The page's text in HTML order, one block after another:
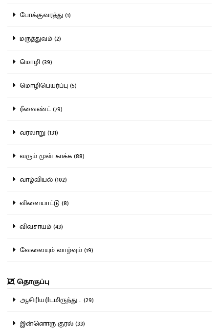
போக்குவரத்து (1)
மருத்துவம் (2)
மொழி (39)
மொழிபெயர்ப்பு (5)
ரீவைண்ட் (79)
வரலாறு (131)
வரும் முன் காக்க (88)
வாழ்வியல் (102)
விளையாட்டு (8)
விவசாயம் (43)
வேலையும் வாழ்வும் (19)
தொகுப்பு
ஆசிரியரிடமிருந்து... (29)
இன்னொரு குரல் (33)